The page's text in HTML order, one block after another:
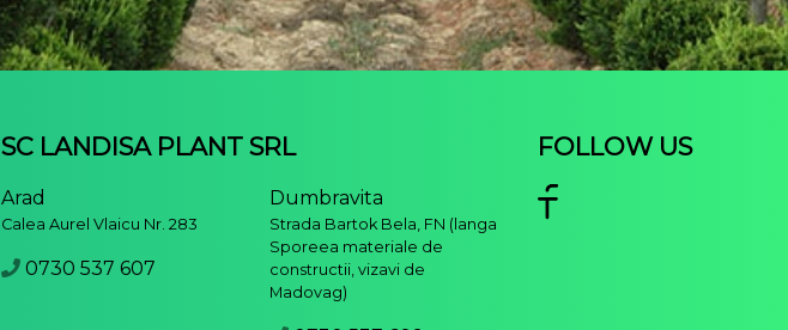
SC LANDISA PLANT SRL
Arad
Calea Aurel Vlaicu Nr. 283
0730 537 607
Dumbravita
Strada Bartok Bela, FN (langa
Sporeea materiale de
constructii, vizavi de
Madovag)
FOLLOW US